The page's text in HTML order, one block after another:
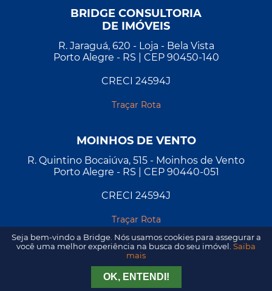
BRIDGE CONSULTORIA
DE IMÓVEIS
R. Jaraguá, 620 - Loja - Bela Vista
Porto Alegre - RS | CEP 90450-140
CRECI 24594J
Traçar Rota
MOINHOS DE VENTO
R. Quintino Bocaiúva, 515 - Moinhos de Vento
Porto Alegre - RS | CEP 90440-051
CRECI 24594J
Traçar Rota
2026 - Todos os direitos reservados. Desenvolvido por
Seja bem-vindo a Bridge. Nós usamos cookies para assegurar a
você uma melhor experiência na busca do seu imóvel. Saiba
mais
OK, ENTENDI!